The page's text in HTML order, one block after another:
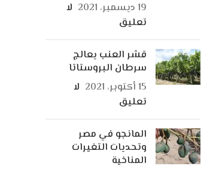
19 ديسمبر، 2021
لا
تعليق
قشر العنب يعالج
سرطان البروستاتا
15 أكتوبر، 2021
لا
تعليق
المانجو في مصر
وتحديات التغيرات
المناخية